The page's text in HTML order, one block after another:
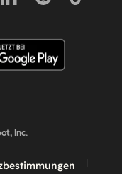
Inc.